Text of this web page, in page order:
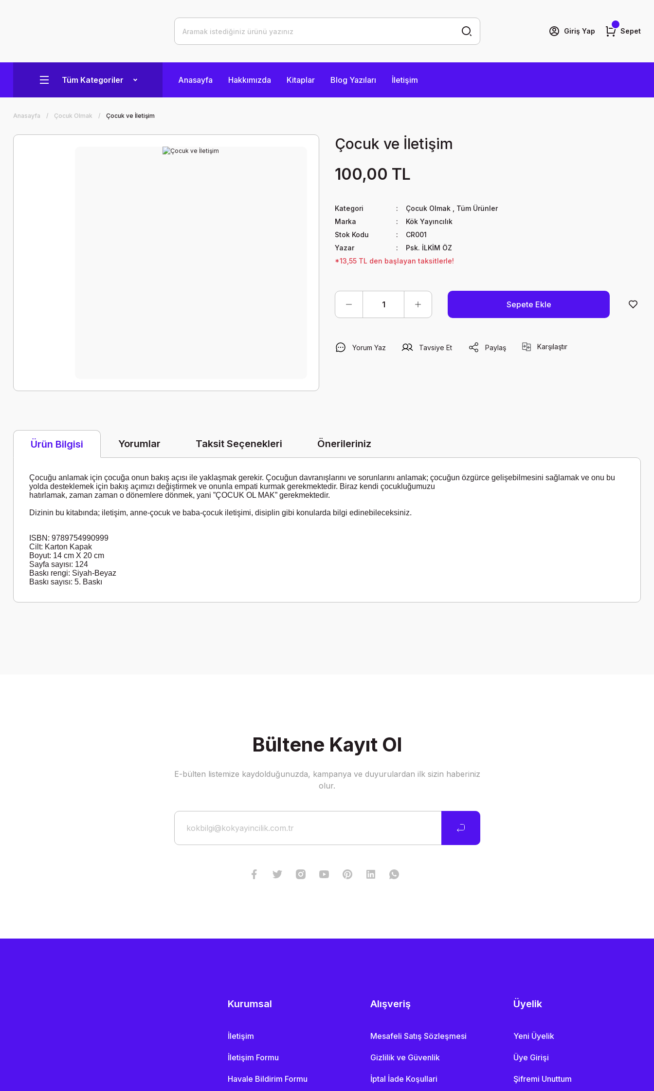
Giriş Yap Sepet
Tüm Kategoriler Anasayfa Hakkımızda Kitaplar Blog Yazıları İletişim
Anasayfa Çocuk Olmak Çocuk ve İletişim
Çocuk ve İletişim
100,00 TL
Kategori Çocuk Olmak
Tüm Ürünler
Marka
Kök Yayıncılık
Stok Kodu
CR001
Yazar
Psk. İLKİM ÖZ
*13,55 TL den başlayan taksitlerle!
Sepete Ekle
Yorum Yaz Tavsiye Et Paylaş Karşılaştır
Ürün Bilgisi Yorumlar Taksit Seçenekleri Önerileriniz
Çocuğu anlamak için çocuğa onun bakış açısı ile yaklaşmak gerekir. Çocuğun davranışlarını ve sorunlarını anlamak; çocuğun özgürce gelişebilmesini sağlamak ve onu bu
yolda desteklemek için bakış açımızı değiştirmek ve onunla empati kurmak gerekmektedir. Biraz kendi çocukluğumuzu
hatırlamak, zaman zaman o dönemlere dönmek, yani ”ÇOCUK OL MAK” gerekmektedir.
Dizinin bu kitabında; iletişim, anne-çocuk ve baba-çocuk iletişimi, disiplin gibi konularda bilgi edinebileceksiniz.
ISBN: 9789754990999
Cilt: Karton Kapak
Boyut: 14 cm X 20 cm
Sayfa sayısı: 124
Baskı rengi: Siyah-Beyaz
Baskı sayısı: 5. Baskı
Gönder
Bültene Kayıt Ol
E-bülten listemize kaydolduğunuzda, kampanya ve duyurulardan ilk sizin haberiniz
olur.
Kurumsal
İletişim
İletişim Formu
Havale Bildirim Formu
Alışveriş
Mesafeli Satış Sözleşmesi
Gizlilik ve Güvenlik
İptal İade Koşullari
Üyelik
Yeni Üyelik
Üye Girişi
Şifremi Unuttum